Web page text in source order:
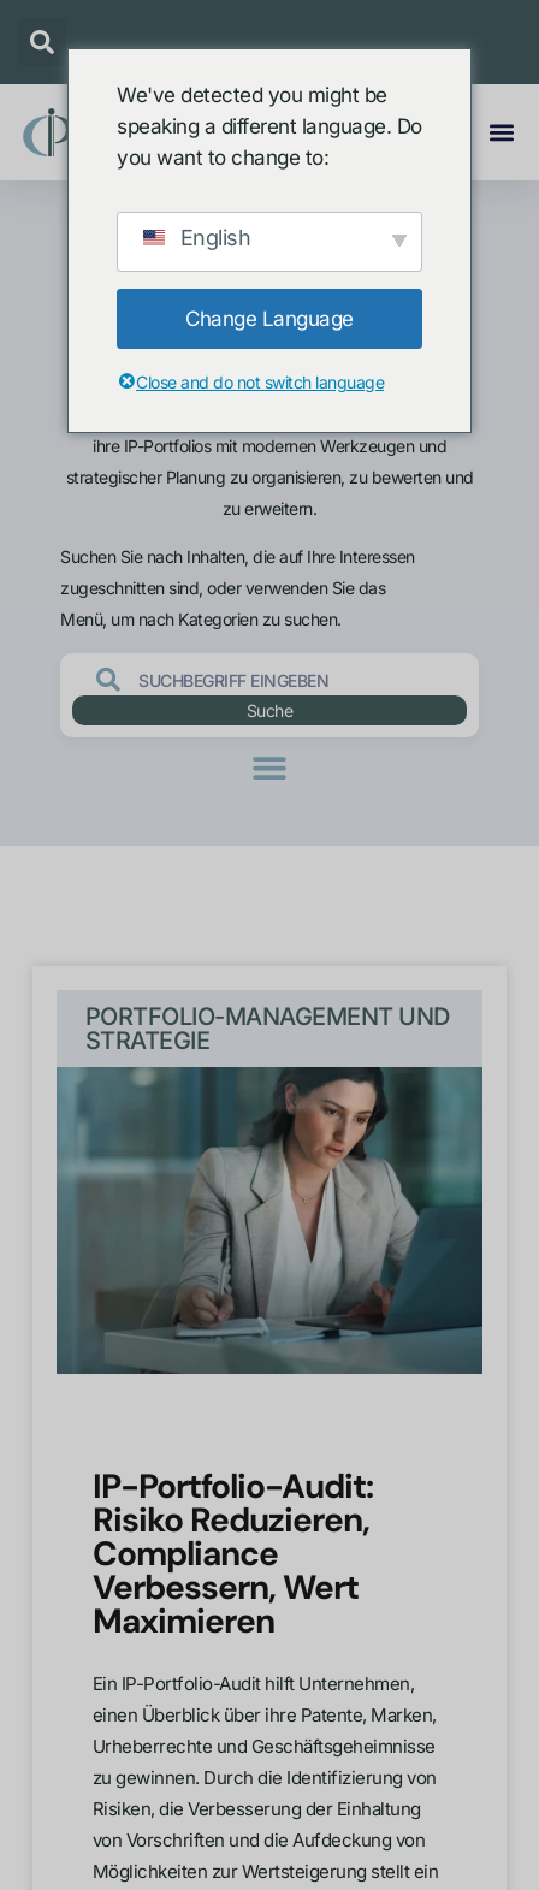
Portfolio-
Management und
Strategie
ihre IP-Portfolios mit modernen Werkzeugen und
strategischer Planung zu organisieren, zu bewerten und
zu erweitern.
Suchen Sie nach Inhalten, die auf Ihre Interessen
zugeschnitten sind, oder verwenden Sie das
Menü, um nach Kategorien zu suchen.
Suche
PORTFOLIO-MANAGEMENT UND
STRATEGIE
IP-Portfolio-Audit:
Risiko Reduzieren,
Compliance
Verbessern, Wert
Maximieren
Ein IP-Portfolio-Audit hilft Unternehmen,
einen Überblick über ihre Patente, Marken,
Urheberrechte und Geschäftsgeheimnisse
zu gewinnen. Durch die Identifizierung von
Risiken, die Verbesserung der Einhaltung
von Vorschriften und die Aufdeckung von
Möglichkeiten zur Wertsteigerung stellt ein
We've detected you might be
speaking a different language. Do
you want to change to:
English
Change Language
Close and do not switch language